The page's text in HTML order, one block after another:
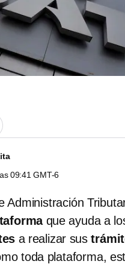
09:41 GMT-6
Administración
que ayuda a
a realizar sus
toda plataforma,